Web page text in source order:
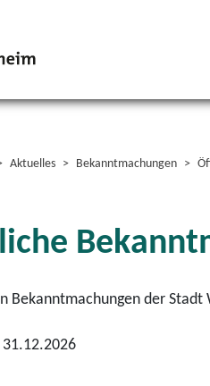
Aktuelles Bekanntmachungen
Bekanntmachungen der